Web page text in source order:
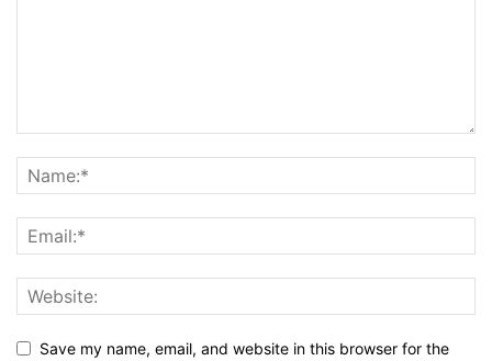
Save my name, email, and website in this browser for the